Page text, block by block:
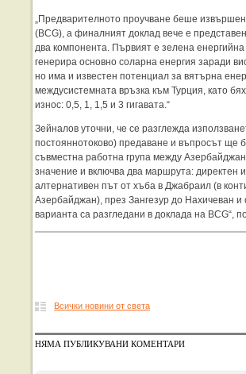
„Предварителното проучване беше
(BCG), а финалният доклад вече е
два компонента. Първият е зелена
генерира основно соларна енергия заради
но има и известен потенциал за вятърна
междусистемната връзка към Турция, като
износ: 0,5, 1, 1,5 и 3 гигавата.“
Зейналов уточни, че се разглежда
постояннотоково) предаване и въпросът ще
съвместна работна група между
значение и включва два маршрута: директен
алтернативен път от хъба в Джабраил (в
Азербайджан), през Зангезур до Нахичеван и
варианта са разгледани в доклада на BCG“,
Всички новини от света
НЯМА ПУБЛИКУВАНИ КОМЕНТАРИ